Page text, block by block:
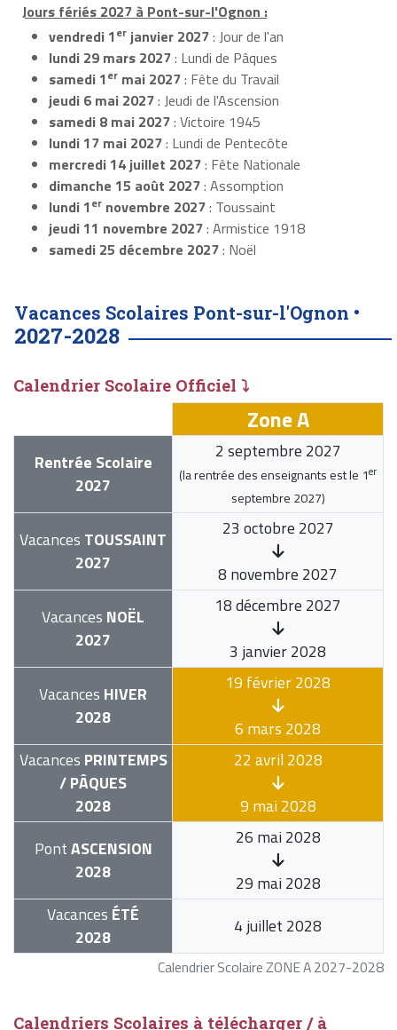
Jours fériés 2027 à Pont-sur-l'Ognon :
vendredi 1er janvier 2027: Jour de l'an
lundi 29 mars 2027: Lundi de Pâques
samedi 1er mai 2027: Fête du Travail
jeudi 6 mai 2027: Jeudi de l'Ascension
samedi 8 mai 2027: Victoire 1945
lundi 17 mai 2027: Lundi de Pentecôte
mercredi 14 juillet 2027: Fête Nationale
dimanche 15 août 2027: Assomption
lundi 1er novembre 2027: Toussaint
jeudi 11 novembre 2027: Armistice 1918
samedi 25 décembre 2027: Noël
Vacances Scolaires Pont-sur-l'Ognon •
2027-2028
Calendrier Scolaire Officiel ⤵
Calendrier Scolaire ZONE A 2027-2028
Zone A
Rentrée Scolaire
2027
2 septembre 2027
(la rentrée des enseignants est le 1er
septembre 2027)
Vacances TOUSSAINT
2027
23 octobre 2027
8 novembre 2027
Vacances NOËL
2027
18 décembre 2027
3 janvier 2028
Vacances HIVER
2028
19 février 2028
6 mars 2028
Vacances PRINTEMPS
/ PÂQUES
2028
22 avril 2028
9 mai 2028
PontASCENSION
2028
26 mai 2028
29 mai 2028
Vacances ÉTÉ
2028
4 juillet 2028
Calendriers Scolaires à télécharger / à